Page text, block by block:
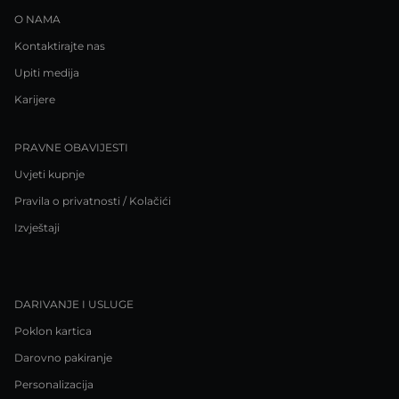
O NAMA
Kontaktirajte nas
Upiti medija
Karijere
PRAVNE OBAVIJESTI
Uvjeti kupnje
Pravila o privatnosti / Kolačići
Izvještaji
DARIVANJE I USLUGE
Poklon kartica
Darovno pakiranje
Personalizacija